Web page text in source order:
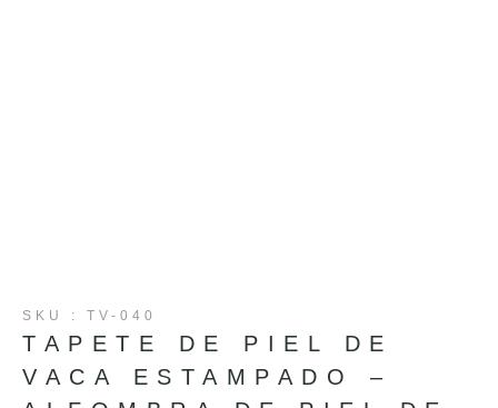
SKU : TV-040
TAPETE DE PIEL DE
VACA ESTAMPADO –